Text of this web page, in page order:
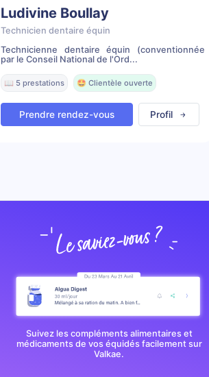
Ludivine Boullay
Technicien dentaire équin
Technicienne dentaire équin (conventionnée
par le Conseil National de l'Ord...
📖 5 prestations 🤩 Clientèle ouverte
Prendre rendez-vous Profil
Suivez les compléments alimentaires et
médicaments de vos équidés facilement sur
Valkae.